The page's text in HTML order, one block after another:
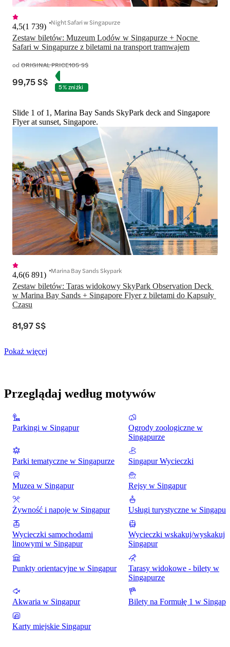
Zestaw biletów: Muzeum Lodów w Singapurze + Nocne
Safari w Singapurze z biletami na transport tramwajem
4,5(1 739) Night Safari w Singapurze
od ORIGINAL PRICE105 S$
99,75 S$ 5% zniżki
Slide 1 of 1, Marina Bay Sands SkyPark deck and Singapore
Flyer at sunset, Singapore.
Zestaw biletów: Taras widokowy SkyPark Observation Deck
w Marina Bay Sands + Singapore Flyer z biletami do Kapsuły
Czasu
4,6(6 891) Marina Bay Sands Skypark
81,97 S$
Pokaż więcej
Przeglądaj według motywów
Parkingi w Singapur
Ogrody zoologiczne w
Singapurze
Parki tematyczne w Singapurze Singapur Wycieczki
Muzea w Singapur Rejsy w Singapur
Żywność i napoje w Singapur Usługi turystyczne w Singapur
Wycieczki samochodami
linowymi w Singapur
Wycieczki wskakuj/wyskakuj
Singapur
Punkty orientacyjne w Singapur
Tarasy widokowe - bilety w
Singapurze
Akwaria w Singapur Bilety na Formułę 1 w
Karty miejskie Singapur